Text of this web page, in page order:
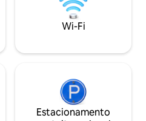
a cabana é
para
e
desfrutar da sua
bem-vindo :)
Wi-Fi
Estacionamento